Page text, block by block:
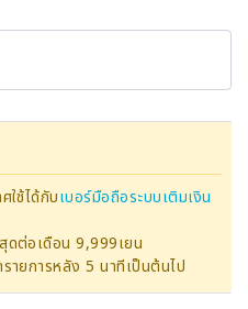
ใช้ได้กับเบอร์มือถือระบบเติมเงิน
ดต่อเดือน 9,999เยน
รายการหลัง 5 นาทีเป็นต้นไป